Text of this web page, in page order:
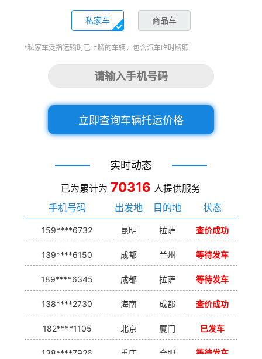
私家车 商品车
*私家车泛指运输时已上牌的车辆，包含汽车临时牌照
立即查询车辆托运价格
实时动态
已为累计为 70316 人提供服务
手机号码
出发地 目的地 状态
159****6732 昆明 拉萨 查价成功
139****6150 成都 兰州 等待发车
189****6345 成都 拉萨 等待发车
138****2730 海南 成都 查价成功
182****1105 北京 厦门 已发车
138****7926 重庆 合肥 等待发车